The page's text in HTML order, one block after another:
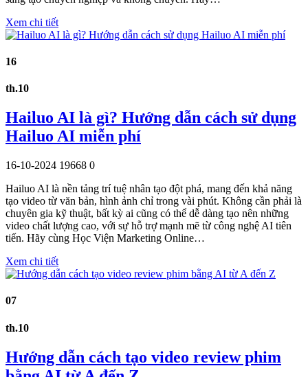
Xem chi tiết
16
th.10
Hailuo AI là gì? Hướng dẫn cách sử dụng
Hailuo AI miễn phí
16-10-2024 19668 0
Hailuo AI là nền tảng trí tuệ nhân tạo đột phá, mang đến khả năng
tạo video từ văn bản, hình ảnh chỉ trong vài phút. Không cần phải là
chuyên gia kỹ thuật, bất kỳ ai cũng có thể dễ dàng tạo nên những
video chất lượng cao, với sự hỗ trợ mạnh mẽ từ công nghệ AI tiên
tiến. Hãy cùng Học Viện Marketing Online…
Xem chi tiết
07
th.10
Hướng dẫn cách tạo video review phim